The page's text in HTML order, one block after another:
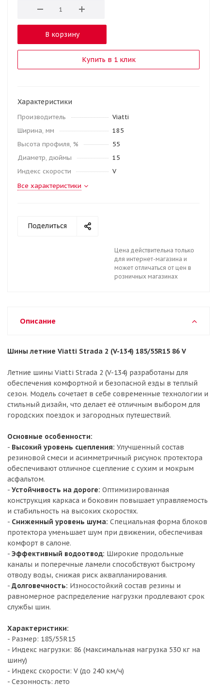
В корзину
Купить в 1 клик
Характеристики
Производитель
Viatti
Ширина, мм
185
Высота профиля, %
55
Диаметр, дюймы
15
Индекс скорости
V
Все характеристики
Поделиться
Цена действительна только
для интернет-магазина и
может отличаться от цен в
розничных магазинах
Описание
Шины летние Viatti Strada 2 (V-134) 185/55R15 86 V
Летние шины Viatti Strada 2 (V-134) разработаны для
обеспечения комфортной и безопасной езды в теплый
сезон. Модель сочетает в себе современные технологии и
стильный дизайн, что делает её отличным выбором для
городских поездок и загородных путешествий.
Основные особенности:
- Высокий уровень сцепления: Улучшенный состав
резиновой смеси и асимметричный рисунок протектора
обеспечивают отличное сцепление с сухим и мокрым
асфальтом.
- Устойчивость на дороге: Оптимизированная
конструкция каркаса и боковин повышает управляемость
и стабильность на высоких скоростях.
- Сниженный уровень шума: Специальная форма блоков
протектора уменьшает шум при движении, обеспечивая
комфорт в салоне.
- Эффективный водоотвод: Широкие продольные
каналы и поперечные ламели способствуют быстрому
отводу воды, снижая риск аквапланирования.
- Долговечность: Износостойкий состав резины и
равномерное распределение нагрузки продлевают срок
службы шин.
Характеристики:
- Размер: 185/55R15
- Индекс нагрузки: 86 (максимальная нагрузка 530 кг на
шину)
- Индекс скорости: V (до 240 км/ч)
- Сезонность: лето